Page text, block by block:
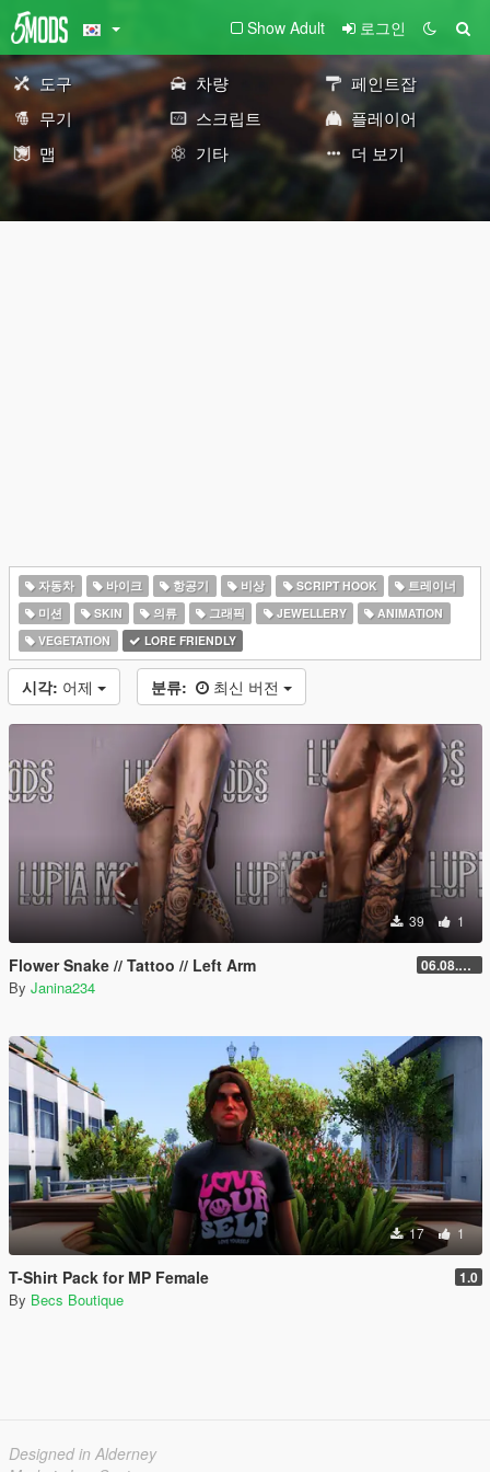
Show Adult 로그인
도구 차량
페인트잡
무기
스크립트
플레이어
맵
기타 더 보기
자동차 바이크 항공기 비상 SCRIPT HOOK
트레이너
미션
SKIN 의류 그래픽 JEWELLERY
ANIMATION
VEGETATION
LORE FRIENDLY
시각: 어제 분류: 최신 버전
39 1
Flower Snake // Tattoo // Left Arm 06.08.2026
By Janina234
17 1
T-Shirt Pack for MP Female 1.0
By Becs Boutique
Designed in Alderney